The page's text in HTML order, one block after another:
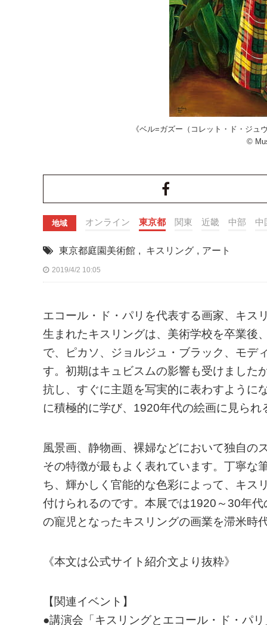
《ベル=ガズー（コレット・ド・ジュ
©
地域 オンライン 東京都 関東 近畿 中部 中
東京都庭園美術館 , キスリング , アート
2019/4/2 10:05
エコール・ド・パリを代表する画家、キス
生まれたキスリングは、美術学校を卒業後
で、ピカソ、ジョルジュ・ブラック、モデ
す。初期はキュビスムの影響も受けました
抗し、すぐに主題を写実的に表わすように
に積極的に学び、1920年代の絵画に見ら
風景画、静物画、裸婦などにおいて独自の
その特徴が最もよく表れています。丁寧な
ち、輝かしく官能的な色彩によって、キス
付けられるのです。本展では1920～30年
の寵児となったキスリングの画業を滞米時
《本文は公式サイト紹介文より抜粋》
【関連イベント】
●講演会「キスリングとエコール・ド・パリ